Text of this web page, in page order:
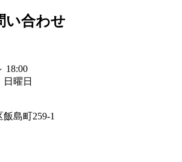
い合わせ
18:00
日曜日
島町259-1